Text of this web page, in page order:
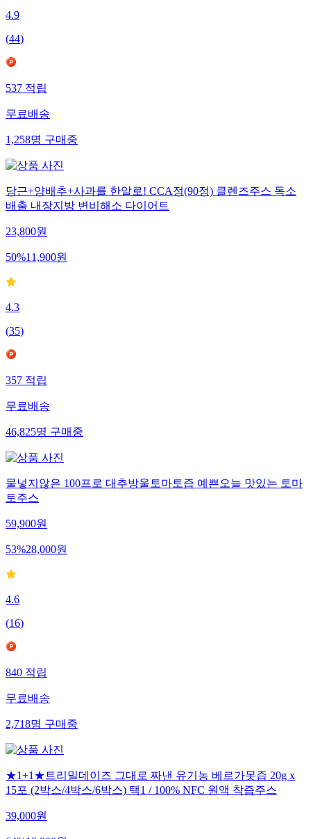
4.9
(44)
537적립
무료배송
1,258명구매중
당근+양배추+사과를 한알로! CCA정(90정) 클렌즈주스 독소
배출 내장지방 변비해소 다이어트
23,800원
50%11,900원
4.3
(35)
357적립
무료배송
46,825명구매중
물넣지않은 100프로 대추방울토마토즙 예쁜오늘 맛있는 토마
토주스
59,900원
53%28,000원
4.6
(16)
840적립
무료배송
2,718명구매중
★1+1★트리밀데이즈 그대로 짜낸 유기농 베르가못즙 20g x
15포 (2박스/4박스/6박스) 택1 / 100% NFC 원액 착즙주스
39,000원